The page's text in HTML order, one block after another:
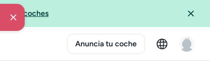
Ver coches
Anuncia tu coche